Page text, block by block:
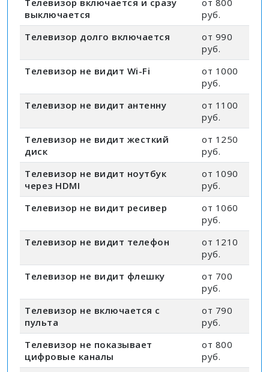
Телевизор включается и сразу
выключается
от 800
руб.
Телевизор долго включается
от 990
руб.
Телевизор не видит Wi-Fi
от 1000
руб.
Телевизор не видит антенну
от 1100
руб.
Телевизор не видит жесткий
диск
от 1250
руб.
Телевизор не видит ноутбук
через HDMI
от 1090
руб.
Телевизор не видит ресивер
от 1060
руб.
Телевизор не видит телефон
от 1210
руб.
Телевизор не видит флешку
от 700
руб.
Телевизор не включается с
пульта
от 790
руб.
Телевизор не показывает
цифровые каналы
от 800
руб.